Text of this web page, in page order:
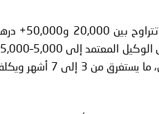
امتلاك سيارة خارقة في دبي يكلف أكثر بكثير من سعر الشراء وحده. ينبغي تخصيص ميزانية
سنوياً لتغطية الصيانة والتأمين والإطارات مجتمعة. قد تصل تكلفة الخدمة الدورية الواحدة لدى
درهم. أما قطع الغيار البديلة، مثل الصدام أو المصباح الأمامي، فغالباً ما تتطلب الشحن الدولي، ما يستغرق